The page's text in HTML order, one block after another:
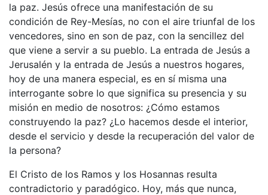
la paz. Jesús ofrece una manifestación de su
condición de Rey-Mesías, no con el aire triunfal de los
vencedores, sino en son de paz, con la sencillez del
que viene a servir a su pueblo. La entrada de Jesús a
Jerusalén y la entrada de Jesús a nuestros hogares,
hoy de una manera especial, es en sí misma una
interrogante sobre lo que significa su presencia y su
misión en medio de nosotros: ¿Cómo estamos
construyendo la paz? ¿Lo hacemos desde el interior,
desde el servicio y desde la recuperación del valor de
la persona?
El Cristo de los Ramos y los Hosannas resulta
contradictorio y paradógico. Hoy, más que nunca,